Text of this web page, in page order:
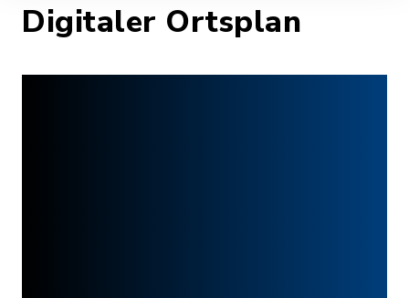
Digitaler Ortsplan